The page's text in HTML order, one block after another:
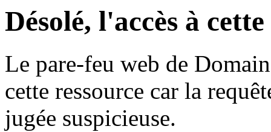
Désolé, l'accès à
Le pare-feu web de
cette ressource car la
jugée suspicieuse.